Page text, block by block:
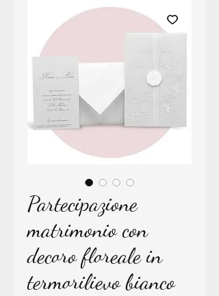
Partecipazione
matrimonio con
decoro floreale in
termorilievo bianco